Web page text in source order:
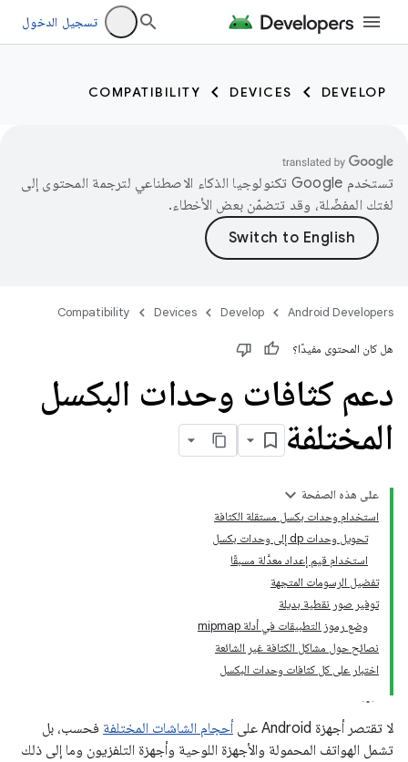
تسجيل الدخول
DEVELOP
DEVICES
COMPATIBILITY
تستخدم Google تكنولوجيا الذكاء الاصطناعي لترجمة المحتوى إلى
لغتك المفضّلة، وقد تتضمّن بعض الأخطاء.
Android Developers
Develop
Devices
Compatibility
هل كان المحتوى مفيدًا؟
دعم كثافات وحدات البكسل
المختلفة
على هذه الصفحة
استخدام وحدات بكسل مستقلة الكثافة
تحويل وحدات dp إلى وحدات بكسل
استخدام قيم إعداد معدَّلة مسبقًا
تفضيل الرسومات المتجهة
توفير صور نقطية بديلة
وضع رموز التطبيقات في أدلة mipmap
نصائح حول مشاكل الكثافة غير الشائعة
اختبار على كل كثافات وحدات البكسل
لا تقتصر أجهزة Android على أحجام الشاشات المختلفة فحسب، بل
تشمل الهواتف المحمولة والأجهزة اللوحية وأجهزة التلفزيون وما إلى ذلك